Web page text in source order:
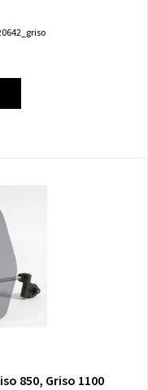
850, Griso 1100